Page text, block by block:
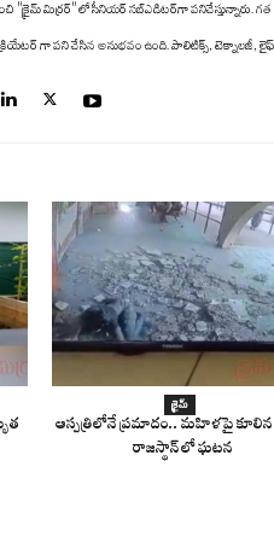
"క్రైమ్ మిర్రర్" లో సీనియర్ సబ్‌ఎడిటర్‌గా పనిచేస్తున్నారు.
గా పని చేసిన అనుభవం ఉంది. పాలిటిక్స్‌, టెక్నాలజీ,
క్రైమ్
ఆస్పత్రిలోనే ప్రమాదం.. మహిళపై కూలిన
రాజస్థాన్ లో ఘటన